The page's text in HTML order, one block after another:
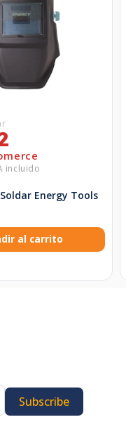
Energy Tools
al carrito
Subscribe